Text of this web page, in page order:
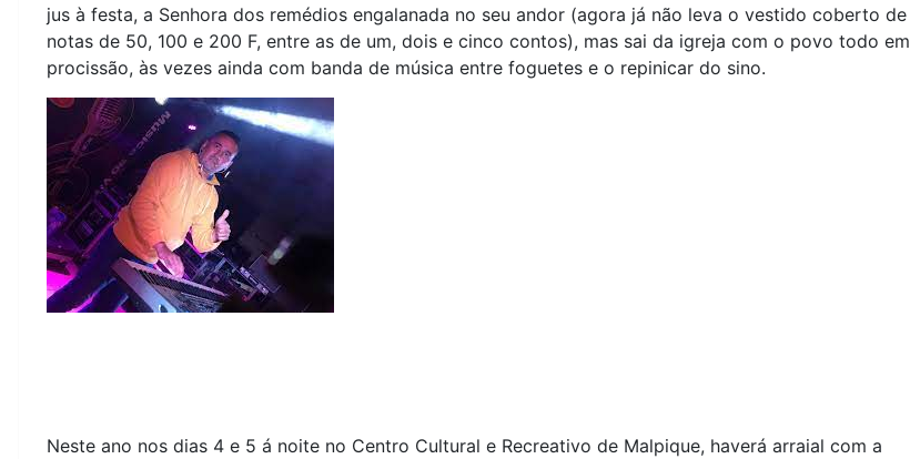
jus à festa, a Senhora dos remédios engalanada no seu andor (agora já não leva o vestido coberto de
notas de 50, 100 e 200 F, entre as de um, dois e cinco contos), mas sai da igreja com o povo todo em
procissão, às vezes ainda com banda de música entre foguetes e o repinicar do sino.
Neste ano nos dias 4 e 5 á noite no Centro Cultural e Recreativo de Malpique, haverá arraial com a